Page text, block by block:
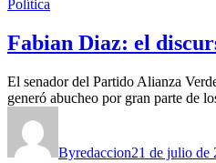
Política
Fabian Diaz: el
El senador del Partido Alianza
generó abucheo por gran parte de
Byredaccion21 de julio de